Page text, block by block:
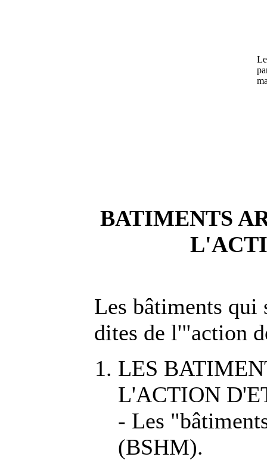
BATIMENTS
Les bâtiments qui
dites de l'"action
LES
L'ACTION
- Les
(BSHM).